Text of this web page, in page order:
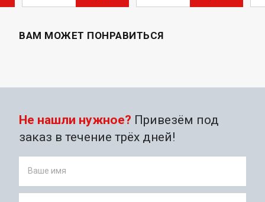
ВАМ МОЖЕТ ПОНРАВИТЬСЯ
Не нашли нужное? Привезём под
заказ в течение трёх дней!
Ваше имя